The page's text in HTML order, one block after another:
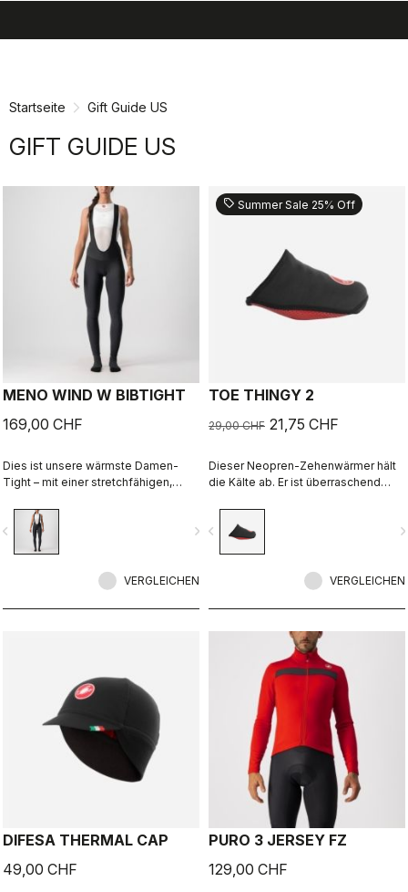
Startseite Gift Guide US
GIFT GUIDE US
MENO WIND W BIBTIGHT
169,00 CHF
Dies ist unsere wärmste Damen-
Tight – mit einer stretchfähigen,
flauschigen Isolierung vorne und
hinten.
navigate_next
VERGLEICHEN
sell Summer Sale 25% Off
TOE THINGY 2
29,00 CHF 21,75 CHF
Dieser Neopren-Zehenwärmer hält
die Kälte ab. Er ist überraschend
navigate_before
VERGLEICHEN
DIFESA THERMAL CAP
49,00 CHF
PURO 3 JERSEY FZ
129,00 CHF